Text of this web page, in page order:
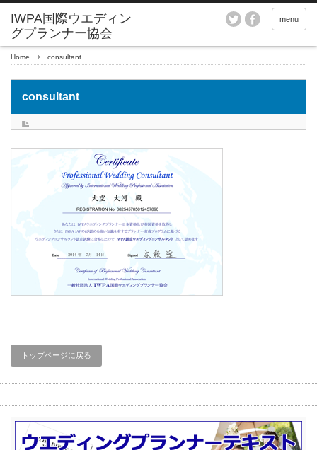
menu
Home consultant
consultant
トップページに戻る